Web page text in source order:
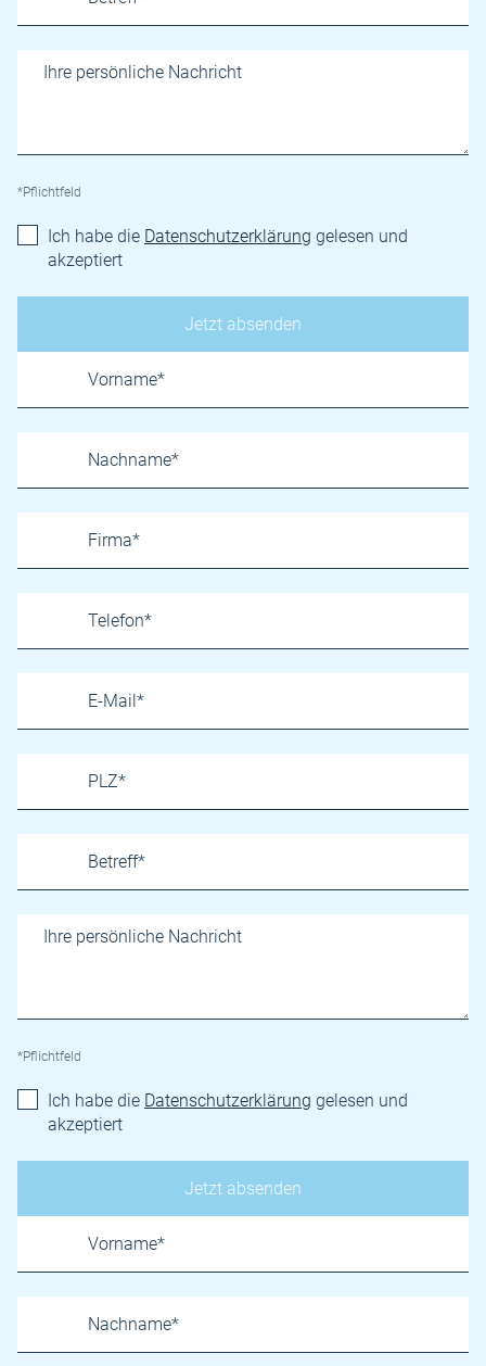
*Pflichtfeld
Ich habe die Datenschutzerklärung gelesen und
akzeptiert
*Pflichtfeld
Ich habe die Datenschutzerklärung gelesen und
akzeptiert